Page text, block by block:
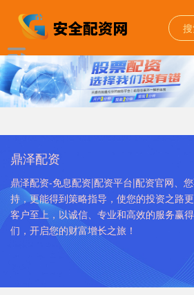
鼎泽配资
鼎泽配资-免息配资|配资平台|配资官网、
持，更能得到策略指导，使您的投资之路
客户至上，以诚信、专业和高效的服务赢
们，开启您的财富增长之旅！